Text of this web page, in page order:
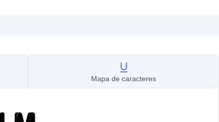
Mapa de caracteres